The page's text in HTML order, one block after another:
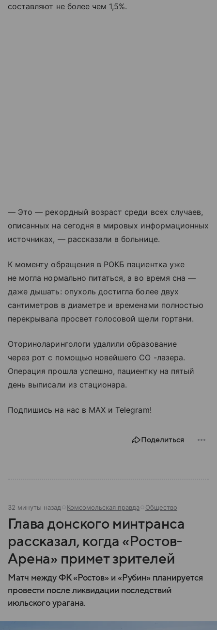
составляют не более чем 1,5%.
— Это — рекордный возраст среди всех случаев,
описанных на сегодня в мировых информационных
источниках, — рассказали в больнице.
К моменту обращения в РОКБ пациентка уже
не могла нормально питаться, а во время сна —
даже дышать: опухоль достигла более двух
сантиметров в диаметре и временами полностью
перекрывала просвет голосовой щели гортани.
Оториноларингологи удалили образование
через рот с помощью новейшего СО -лазера.
Операция прошла успешно, пациентку на пятый
день выписали из стационара.
Подпишись на нас в МАХ и Telegram!
Поделиться
32 минуты назад Комсомольская правда Общество
Глава донского минтранса
рассказал, когда «Ростов-
Арена» примет зрителей
Матч между ФК «Ростов» и «Рубин» планируется
провести после ликвидации последствий
июльского урагана.